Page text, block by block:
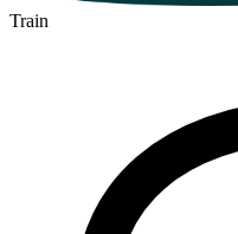
Train